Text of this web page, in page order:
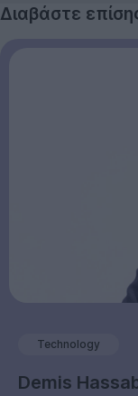
Διαβάστε
Technology
Demis